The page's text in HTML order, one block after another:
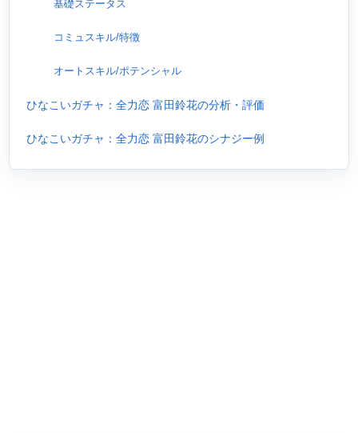
基礎ステータス
コミュスキル/特徴
オートスキル/ポテンシャル
ひなこいガチャ：全力恋 富田鈴花の分析・評価
ひなこいガチャ：全力恋 富田鈴花のシナジー例